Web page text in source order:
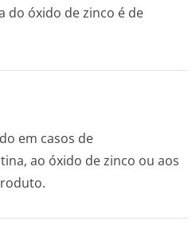
do óxido de zinco é de
em casos de
ao óxido de zinco ou aos